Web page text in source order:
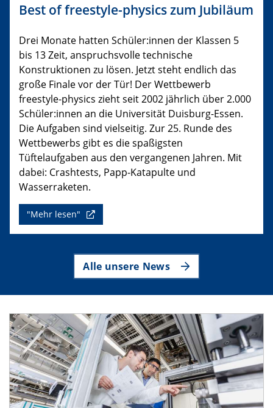
Best of freestyle-physics zum Jubiläum
Drei Monate hatten Schüler:innen der Klassen 5
bis 13 Zeit, anspruchsvolle technische
Konstruktionen zu lösen. Jetzt steht endlich das
große Finale vor der Tür! Der Wettbewerb
freestyle-physics zieht seit 2002 jährlich über 2.000
Schüler:innen an die Universität Duisburg-Essen.
Die Aufgaben sind vielseitig. Zur 25. Runde des
Wettbewerbs gibt es die spaßigsten
Tüftelaufgaben aus den vergangenen Jahren. Mit
dabei: Crashtests, Papp-Katapulte und
Wasserraketen.
"Mehr lesen"
Alle unsere News